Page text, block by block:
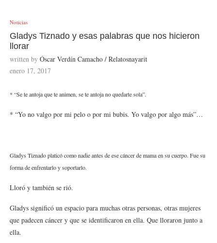
Noticias
Gladys Tiznado y esas palabras que nos hicieron
llorar
written by Óscar Verdín Camacho / Relatosnayarit
enero 17, 2017
* “Se te antoja que te animen, se te antoja no quedarte sola”.
* “Yo no valgo por mi pelo o por mi bubis. Yo valgo por algo más”…
Gladys Tiznado platicó como nadie antes de ese cáncer de mama en su cuerpo. Fue su
forma de enfrentarlo y soportarlo.
Lloró y también se rió.
Gladys significó un espacio para muchas otras personas, otras mujeres
que padecen cáncer y que se identificaron en ella. Que lloraron junto a
ella.